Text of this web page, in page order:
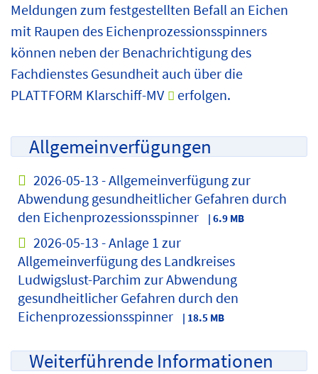
Meldungen zum festgestellten Befall an Eichen
mit Raupen des Eichenprozessionsspinners
können neben der Benachrichtigung des
Fachdienstes Gesundheit auch über die
PLATTFORM Klarschiff-MV erfolgen.
Allgemeinverfügungen
2026-05-13 - Allgemeinverfügung zur
Abwendung gesundheitlicher Gefahren durch
den Eichenprozessionsspinner
| 6.9 MB
2026-05-13 - Anlage 1 zur
Allgemeinverfügung des Landkreises
Ludwigslust-Parchim zur Abwendung
gesundheitlicher Gefahren durch den
Eichenprozessionsspinner
| 18.5 MB
Weiterführende Informationen